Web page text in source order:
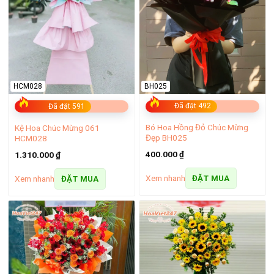
Đã đặt 591
HCM028
Kệ Hoa Chúc Mừng 061
HCM028
1.310.000₫
Xem nhanh ĐẶT MUA
Đã đặt 492
BH025
Bó Hoa Hồng Đỏ Chúc Mừng
Đẹp BH025
400.000₫
Xem nhanh ĐẶT MUA